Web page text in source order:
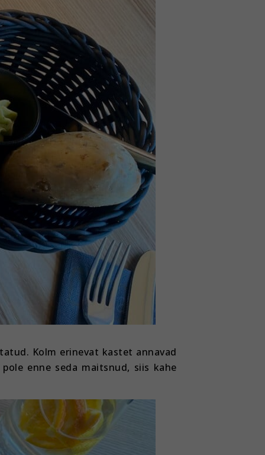
Kolm erinevat kastet annavad
enne seda maitsnud, siis kahe